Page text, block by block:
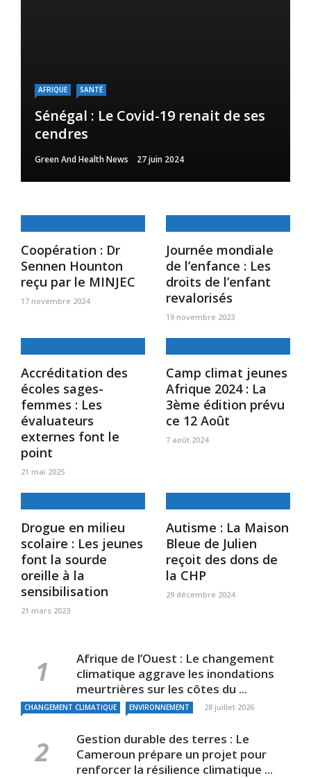
AFRIQUE SANTÉ
Sénégal : Le Covid-19 renait de ses
cendres
Green And Health News 27 juin 2024
Coopération : Dr
Sennen Hounton
reçu par le MINJEC
17 novembre 2024
Journée mondiale
de l’enfance : Les
droits de l’enfant
revalorisés
19 novembre 2023
Accréditation des
écoles sages-
femmes : Les
évaluateurs
externes font le
point
21 mai 2025
Camp climat jeunes
Afrique 2024 : La
3ème édition prévu
ce 12 Août
7 août 2024
Drogue en milieu
scolaire : Les jeunes
font la sourde
oreille à la
sensibilisation
21 mars 2023
Autisme : La Maison
Bleue de Julien
reçoit des dons de
la CHP
29 décembre 2024
Afrique de l’Ouest : Le changement
climatique aggrave les inondations
meurtrières sur les côtes du ...
CHANGEMENT CLIMATIQUE ENVIRONNEMENT 28 juillet 2026
Gestion durable des terres : Le
Cameroun prépare un projet pour
renforcer la résilience climatique ...